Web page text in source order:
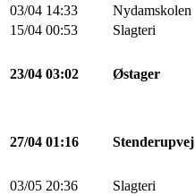
03/04 14:33 Nydamskolen
15/04 00:53 Slagteri
23/04 03:02 Østager
27/04 01:16 Stenderupvej
03/05 20:36 Slagteri